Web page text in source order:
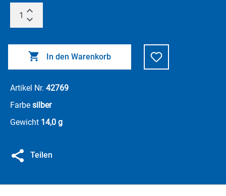
In den Warenkorb
Artikel Nr. 42769
Farbe silber
Gewicht 14,0 g
Teilen